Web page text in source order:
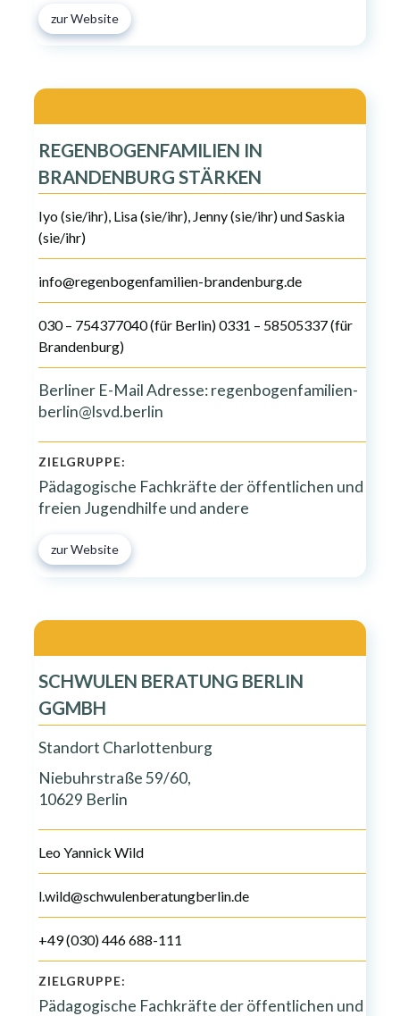
zur Website
REGENBOGENFAMILIEN IN
BRANDENBURG STÄRKEN
Iyo (sie/ihr), Lisa (sie/ihr), Jenny (sie/ihr) und Saskia
(sie/ihr)
info@regenbogenfamilien-brandenburg.de
030 – 754377040 (für Berlin) 0331 – 58505337 (für
Brandenburg)
Berliner E-Mail Adresse: regenbogenfamilien-
berlin@lsvd.berlin
ZIELGRUPPE:
Pädagogische Fachkräfte der öffentlichen und
freien Jugendhilfe und andere
zur Website
SCHWULEN BERATUNG BERLIN
GGMBH
Standort Charlottenburg
Niebuhrstraße 59/60,
10629 Berlin
Leo Yannick Wild
l.wild@schwulenberatungberlin.de
+49 (030) 446 688-111
ZIELGRUPPE:
Pädagogische Fachkräfte der öffentlichen und